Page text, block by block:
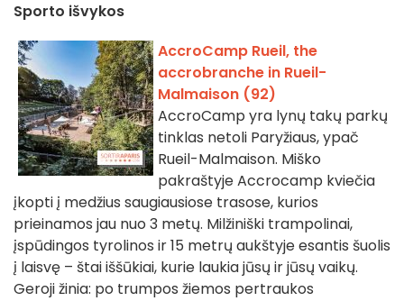
Sporto išvykos
AccroCamp Rueil, the
accrobranche in Rueil-
Malmaison (92)
AccroCamp yra lynų takų parkų
tinklas netoli Paryžiaus, ypač
Rueil-Malmaison. Miško
pakraštyje Accrocamp kviečia
įkopti į medžius saugiausiose trasose, kurios
prieinamos jau nuo 3 metų. Milžiniški trampolinai,
įspūdingos tyrolinos ir 15 metrų aukštyje esantis šuolis
į laisvę – štai iššūkiai, kurie laukia jūsų ir jūsų vaikų.
Geroji žinia: po trumpos žiemos pertraukos